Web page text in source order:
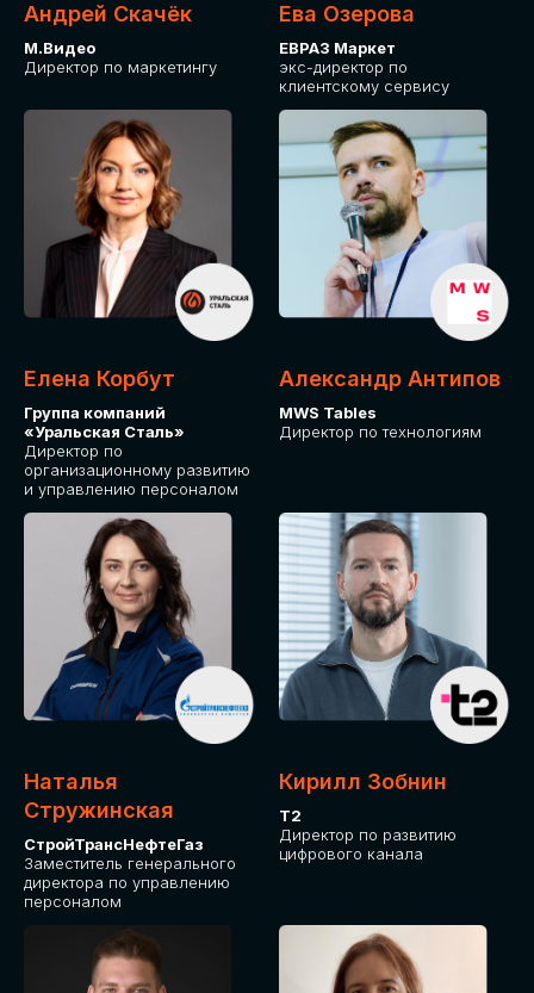
Андрей Скачёк
М.Видео
Директор по маркетингу
Ева Озерова
ЕВРАЗ Маркет
экс-директор по
клиентскому сервису
Елена Корбут
Группа компаний
«Уральская Сталь»
Директор по
организационному развитию
и управлению персоналом
Александр Антипов
MWS Tables
Директор по технологиям
Наталья
Стружинская
СтройТрансНефтеГаз
Заместитель генерального
директора по управлению
персоналом
Кирилл Зобнин
Т2
Директор по развитию
цифрового канала
Приглашаем стать спикером GLOBAL
TECH FORUM и поделиться своим
опытом и экспертизой. Будем рады
сотрудничеству!
СТАТЬ
СПИКЕРОМ
IT Solutions for Business
СРЕДИ ПАРТНЕРОВ
МЕРОПРИЯТИЯ